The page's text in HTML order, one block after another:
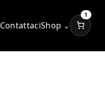
ContattaciShop ⌄
1